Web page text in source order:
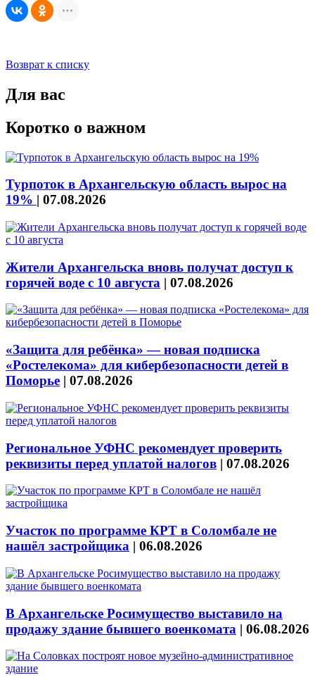
Возврат к списку
Для вас
Коротко о важном
Турпоток в Архангельскую область вырос на
19% | 07.08.2026
Жители Архангельска вновь получат доступ к
горячей воде с 10 августа | 07.08.2026
«Защита для ребёнка» — новая подписка
«Ростелекома» для кибербезопасности детей в
Поморье | 07.08.2026
Региональное УФНС рекомендует проверить
реквизиты перед уплатой налогов | 07.08.2026
Участок по программе КРТ в Соломбале не
нашёл застройщика | 06.08.2026
В Архангельске Росимущество выставило на
продажу здание бывшего военкомата | 06.08.2026